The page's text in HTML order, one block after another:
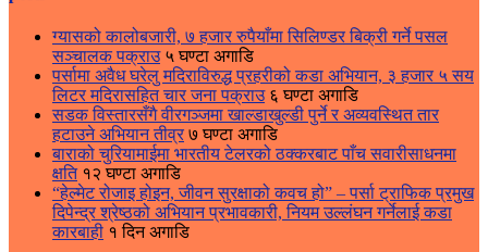
ग्यासको कालोबजारी, ७ हजार रुपैयाँमा सिलिण्डर बिक्री गर्ने पसल
सञ्चालक पक्राउ ५ घण्टा अगाडि
पर्सामा अवैध घरेलु मदिराविरुद्ध प्रहरीको कडा अभियान, ३ हजार ५ सय
लिटर मदिरासहित चार जना पक्राउ ६ घण्टा अगाडि
सडक विस्तारसँगै वीरगञ्जमा खाल्डाखुल्डी पुर्ने र अव्यवस्थित तार
हटाउने अभियान तीव्र ७ घण्टा अगाडि
बाराको चुरियामाईमा भारतीय टेलरको ठक्करबाट पाँच सवारीसाधनमा
क्षति १२ घण्टा अगाडि
“हेल्मेट रोजाइ होइन, जीवन सुरक्षाको कवच हो” – पर्सा ट्राफिक प्रमुख
दिपेन्द्र श्रेष्ठको अभियान प्रभावकारी, नियम उल्लंघन गर्नेलाई कडा
कारबाही १ दिन अगाडि